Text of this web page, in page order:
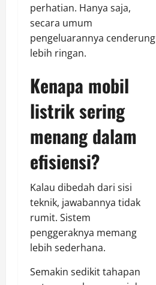
perhatian. Hanya saja,
secara umum
pengeluarannya cenderung
lebih ringan.
Kenapa mobil
listrik sering
menang dalam
efisiensi?
Kalau dibedah dari sisi
teknik, jawabannya tidak
rumit. Sistem
penggeraknya memang
lebih sederhana.
Semakin sedikit tahapan